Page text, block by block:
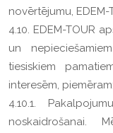
novērtējumu,
4.10. EDEM-TOUR
un
tiesiskiem
interesēm, piemēram:
4.10.1.
noskaidrošanai.